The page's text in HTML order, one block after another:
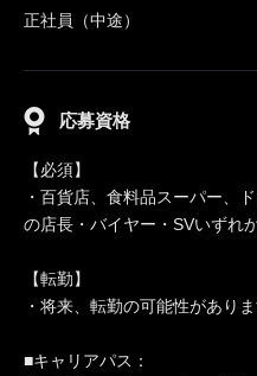
正社員（中途）
応募資格
【必須】
・百貨店、食料品スーパー、
の店長・バイヤー・SVいずれ
【転勤】
・将来、転勤の可能性がありま
■キャリアパス：